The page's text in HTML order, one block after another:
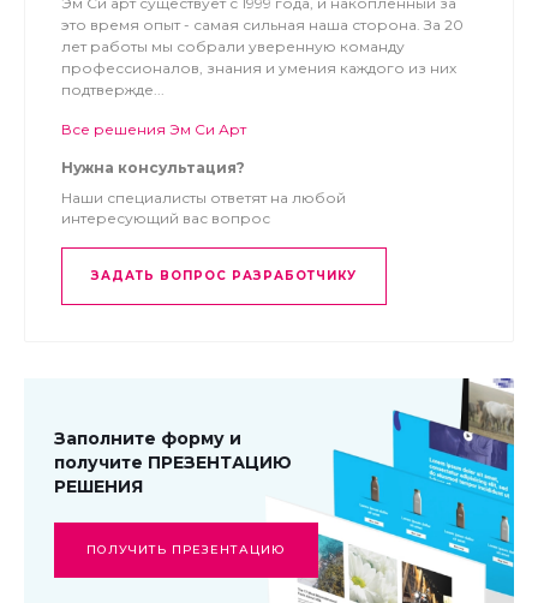
это время опыт - самая сильная наша сторона. За 20
лет работы мы собрали уверенную команду
профессионалов, знания и умения каждого из них
подтвержде...
Все решения Эм Си Арт
Нужна консультация?
Наши специалисты ответят на любой
интересующий вас вопрос
ЗАДАТЬ ВОПРОС РАЗРАБОТЧИКУ
Заполните форму и
получите ПРЕЗЕНТАЦИЮ
РЕШЕНИЯ
ПОЛУЧИТЬ ПРЕЗЕНТАЦИЮ